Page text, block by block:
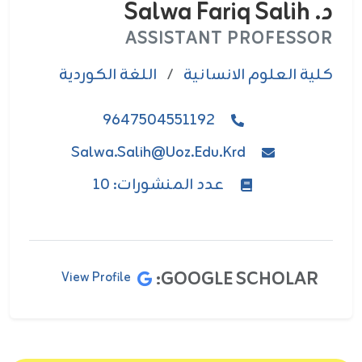
د. Salwa Fariq Salih
ASSISTANT PROFESSOR
كلية العلوم الانسانية / اللغة الكوردية
9647504551192
Salwa.salih@uoz.edu.krd
عدد المنشورات: 10
GOOGLE SCHOLAR:
View Profile